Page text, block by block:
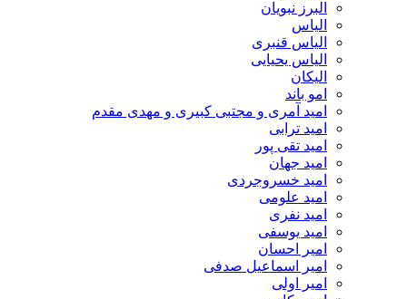
البرز نبویان
الیاس
الیاس قنبرى
الیاس یحیایی
الیکان
امو باند
امید آمری و مجتبی کبیری و مهدى مقدم
امید ترابی
امید تقی پور
امید جهان
امید خسروجردی
امید علومی
امید نفری
امید یوسفی
امیر احسان
امیر اسماعیل صدفی
امیر اولی